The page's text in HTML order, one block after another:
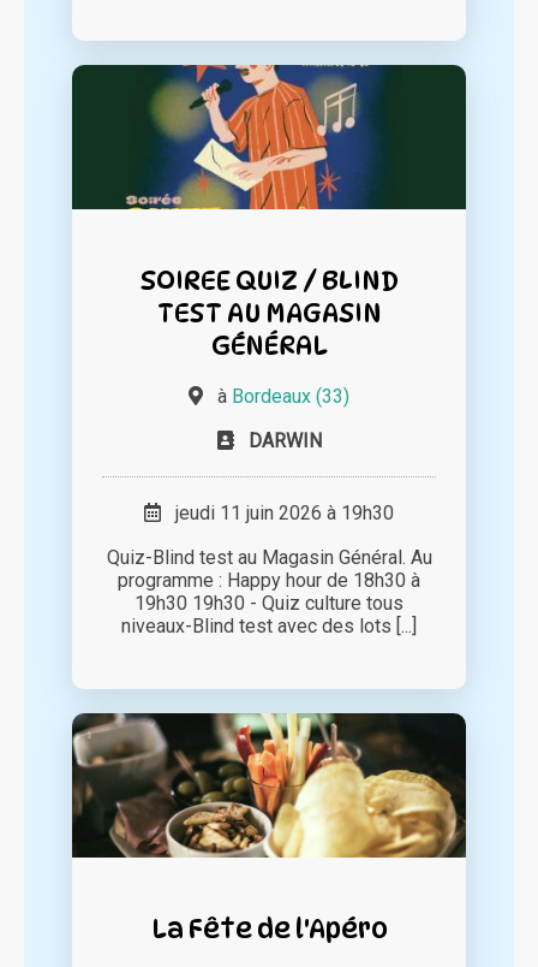
SOIREE QUIZ / BLIND
TEST AU MAGASIN
GÉNÉRAL
à Bordeaux (33)
DARWIN
jeudi 11 juin 2026 à 19h30
Quiz-Blind test au Magasin Général. Au
programme : Happy hour de 18h30 à
19h30 19h30 - Quiz culture tous
niveaux-Blind test avec des lots [...]
La Fête de l'Apéro